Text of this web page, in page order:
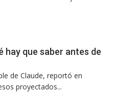
hay que saber antes de
de Claude, reportó en
proyectados...